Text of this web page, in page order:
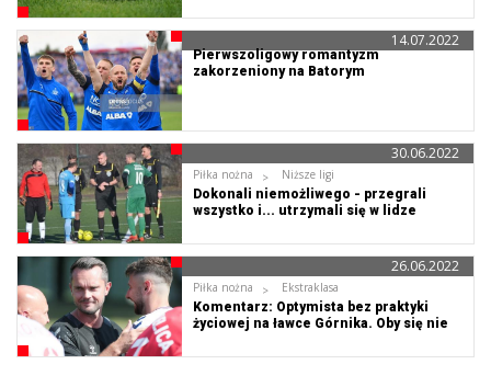
Pierwszoligowy romantyzm
zakorzeniony na Batorym
14.07.2022
Piłka nożna
Niższe ligi
Dokonali niemożliwego - przegrali
wszystko i... utrzymali się w lidze
30.06.2022
Piłka nożna
Ekstraklasa
Komentarz: Optymista bez praktyki
życiowej na ławce Górnika. Oby się nie
26.06.2022